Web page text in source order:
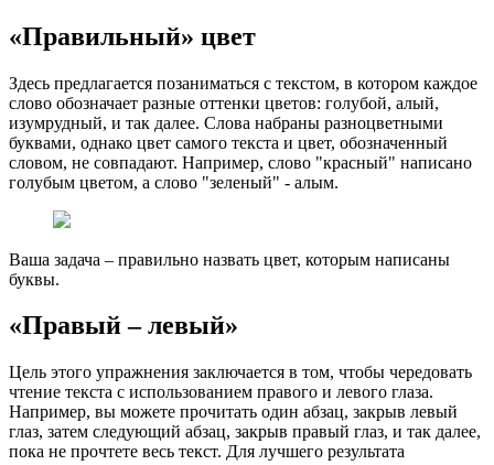
«Правильный» цвет
Здесь предлагается позаниматься с текстом, в котором каждое
слово обозначает разные оттенки цветов: голубой, алый,
изумрудный, и так далее. Слова набраны разноцветными
буквами, однако цвет самого текста и цвет, обозначенный
словом, не совпадают. Например, слово "красный" написано
голубым цветом, а слово "зеленый" - алым.
Ваша задача – правильно назвать цвет, которым написаны
буквы.
«Правый – левый»
Цель этого упражнения заключается в том, чтобы чередовать
чтение текста с использованием правого и левого глаза.
Например, вы можете прочитать один абзац, закрыв левый
глаз, затем следующий абзац, закрыв правый глаз, и так далее,
пока не прочтете весь текст. Для лучшего результата